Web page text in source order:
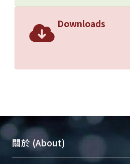
Downloads
關於 (About)